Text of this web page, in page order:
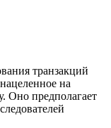
транзакций
на
Оно предполагает